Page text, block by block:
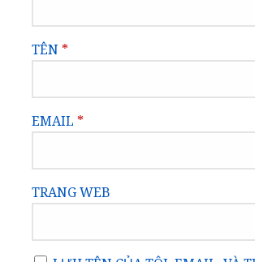
TÊN *
EMAIL *
TRANG WEB